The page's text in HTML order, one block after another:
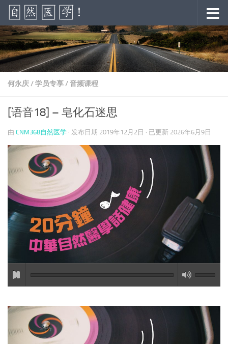
跳至内容
何永庆/学员专享/音频课程
[语音18] – 皂化石迷思
由 CNM368自然医学 · 发布日期 2019年12月2日 · 已更新 2026年6月9日